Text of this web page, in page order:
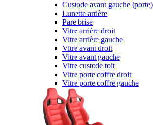
Custode avant gauche (porte)
Lunette arrière
Pare brise
Vitre arrière droit
Vitre arrière gauche
Vitre avant droit
Vitre avant gauche
Vitre custode toit
Vitre porte coffre droit
Vitre porte coffre gauche